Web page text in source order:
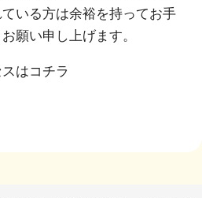
いる方は余裕を持ってお手
願い申し上げます。
はコチラ